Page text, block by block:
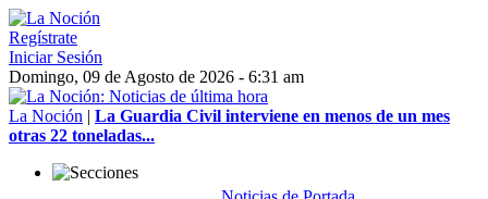
Regístrate
Iniciar Sesión
Domingo, 09 de Agosto de 2026 - 6:31 am
La Noción | La Guardia Civil interviene en menos de un mes
otras 22 toneladas...